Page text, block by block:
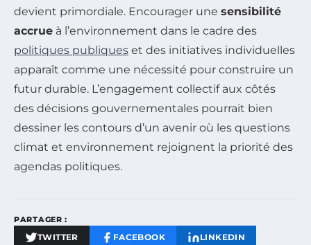
devient primordiale. Encourager une sensibilité
accrue à l’environnement dans le cadre des
politiques publiques et des initiatives individuelles
apparaît comme une nécessité pour construire un
futur durable. L’engagement collectif aux côtés
des décisions gouvernementales pourrait bien
dessiner les contours d’un avenir où les questions
climat et environnement rejoignent la priorité des
agendas politiques.
PARTAGER :
TWITTER FACEBOOK LINKEDIN